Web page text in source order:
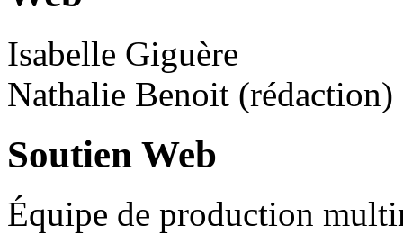
Isabelle Giguère
Nathalie Benoit (rédaction)
Soutien Web
Équipe de production